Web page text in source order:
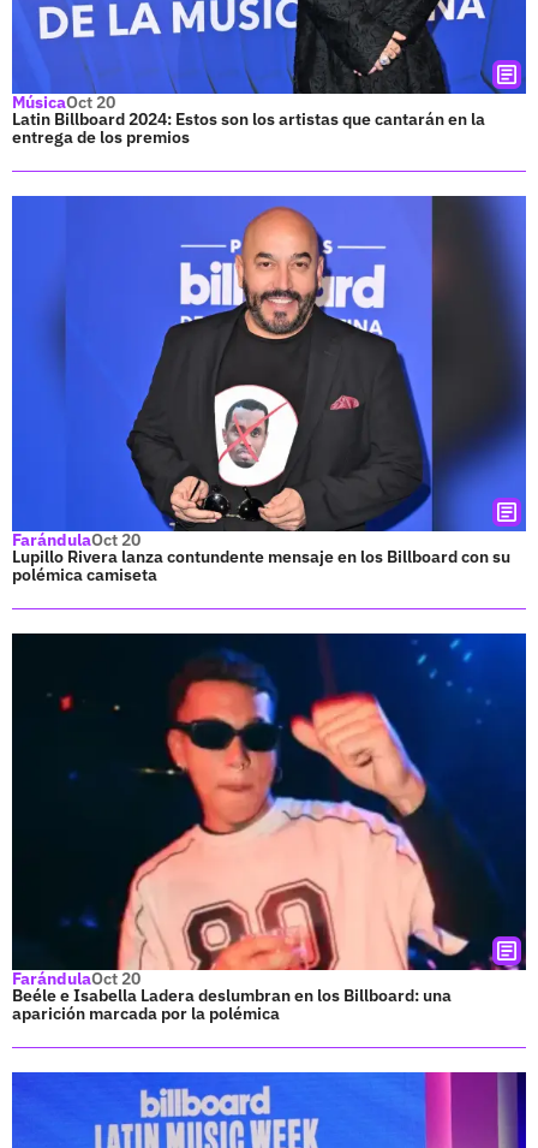
MúsicaOct 20
Latin Billboard 2024: Estos son los artistas que cantarán en la
entrega de los premios
FarándulaOct 20
Lupillo Rivera lanza contundente mensaje en los Billboard con su
polémica camiseta
FarándulaOct 20
Beéle e Isabella Ladera deslumbran en los Billboard: una
aparición marcada por la polémica